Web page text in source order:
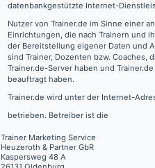
datenbankgestützte Internet-
Nutzer von Trainer.de im Sinne einer
Einrichtungen, die nach Trainern und
der Bereitstellung eigener Daten und
sind Trainer, Dozenten bzw.
Trainer.de-Server haben und Trainer.de
beauftragt haben.
Trainer.de wird unter der Internet-
betrieben. Betreiber ist die
Trainer Marketing Service
Heuzeroth & Partner GbR
Kaspersweg 48 A